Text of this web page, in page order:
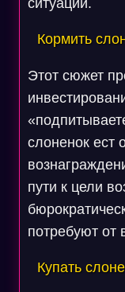
ситуаций.
Кормить
Этот сюжет
слоненок ест
пути к цели
потребуют от
Купать